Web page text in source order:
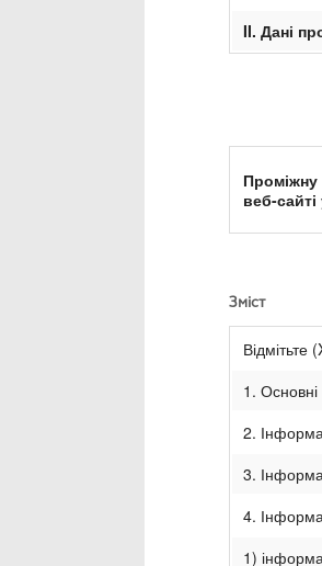
II. Дані
веб-
Зміст
Відмітьте
1. Основні
2.
3.
4.
1)